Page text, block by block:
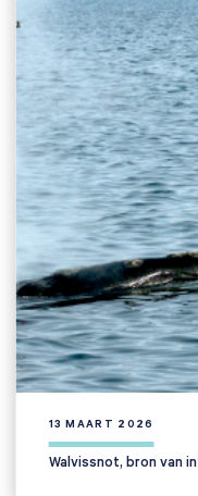
13 MAART 2026
Walvissnot, bron van